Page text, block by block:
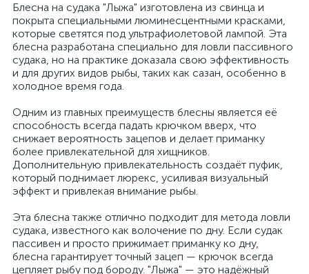
Блесна на судака "Лыжа" изготовлена из свинца и
покрыта специальными люминесцентными красками,
которые светятся под ультрафиолетовой лампой. Эта
блесна разработана специально для ловли пассивного
судака, но на практике доказала свою эффективность
и для других видов рыбы, таких как сазан, особенно в
холодное время года.
Одним из главных преимуществ блесны является её
способность всегда падать крючком вверх, что
снижает вероятность зацепов и делает приманку
более привлекательной для хищников.
Дополнительную привлекательность создаёт пуфик,
который поднимает люрекс, усиливая визуальный
эффект и привлекая внимание рыбы.
Эта блесна также отлично подходит для метода ловли
судака, известного как волочение по дну. Если судак
пассивен и просто прижимает приманку ко дну,
блесна гарантирует точный зацеп — крючок всегда
цепляет рыбу под бороду. "Лыжа" — это надёжный